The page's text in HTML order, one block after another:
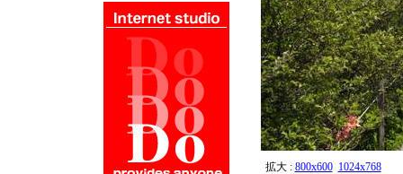
拡大 : 800x600 1024x768